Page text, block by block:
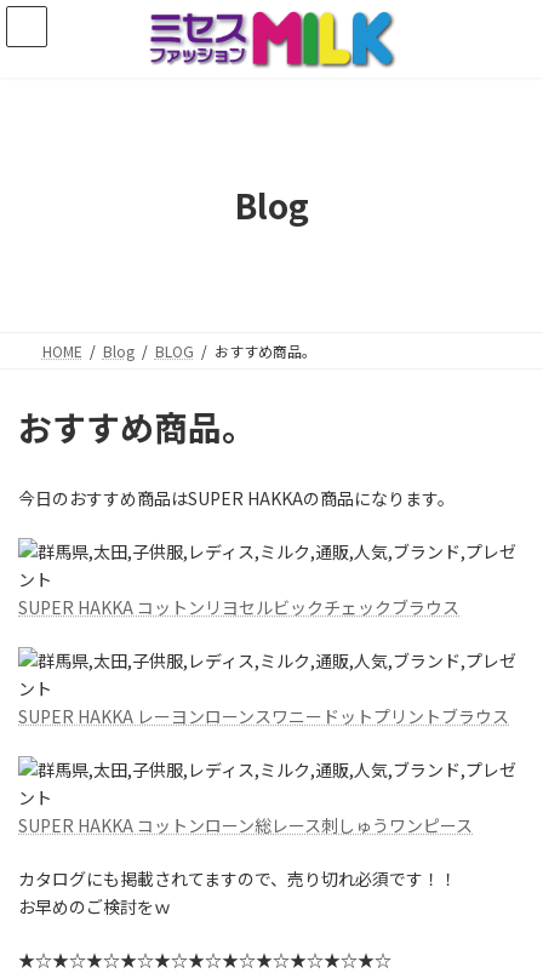
コ
ナ
Blog
HOME Blog BLOG おすすめ商品。
おすすめ商品。
今日のおすすめ商品はSUPER HAKKAの商品になります。
SUPER HAKKA コットンリヨセルビックチェックブラウス
SUPER HAKKA レーヨンローンスワニードットプリントブラウス
SUPER HAKKA コットンローン総レース刺しゅうワンピース
カタログにも掲載されてますので、売り切れ必須です！！
お早めのご検討をｗ
★☆★☆★☆★☆★☆★☆★☆★☆★☆★☆★☆